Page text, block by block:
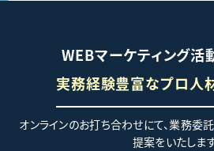
WEBマーケティング活
実務経験豊富なプロ人
オンラインのお打ち合わせにて、業務
提案をいたします